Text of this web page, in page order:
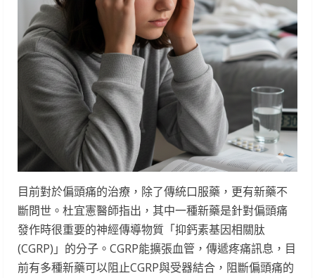
目前對於偏頭痛的治療，除了傳統口服藥，更有新藥不
斷問世。杜宜憲醫師指出，其中一種新藥是針對偏頭痛
發作時很重要的神經傳導物質「抑鈣素基因相關肽
(CGRP)」的分子。CGRP能擴張血管，傳遞疼痛訊息，目
前有多種新藥可以阻止CGRP與受器結合，阻斷偏頭痛的